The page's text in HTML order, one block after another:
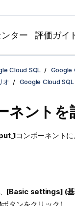
ター 評価ガイ
Cloud SQL
Google
オ
Google Cloud
ネントを
コンポーネント
[Basic settings] (基